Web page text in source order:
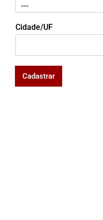
Cidade/UF
Cadastrar